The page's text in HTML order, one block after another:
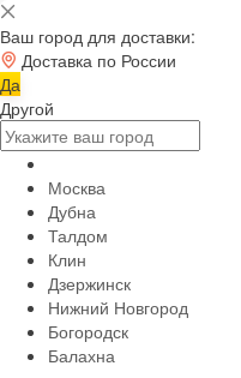
Ваш город для доставки:
Доставка по России
Да
Другой
Москва
Дубна
Талдом
Клин
Дзержинск
Нижний Новгород
Богородск
Балахна